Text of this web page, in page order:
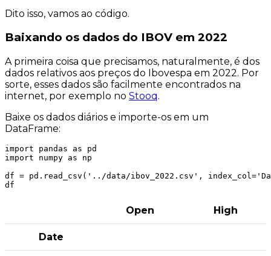
Dito isso, vamos ao código.
Baixando os dados do IBOV em 2022
A primeira coisa que precisamos, naturalmente, é dos
dados relativos aos preços do Ibovespa em 2022. Por
sorte, esses dados são facilmente encontrados na
internet, por exemplo no Stooq.
Baixe os dados diários e importe-os em um
DataFrame:
import pandas as pd
import numpy as np
df = pd.read_csv('../data/ibov_2022.csv',
Open High
Date